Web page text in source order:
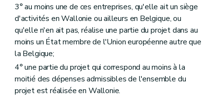
3° au moins une de ces entreprises, qu'elle ait un siège
d'activités en Wallonie ou ailleurs en Belgique, ou
qu'elle n'en ait pas, réalise une partie du projet dans au
moins un État membre de l'Union européenne autre que
la Belgique;
4° une partie du projet qui correspond au moins à la
moitié des dépenses admissibles de l'ensemble du
projet est réalisée en Wallonie.